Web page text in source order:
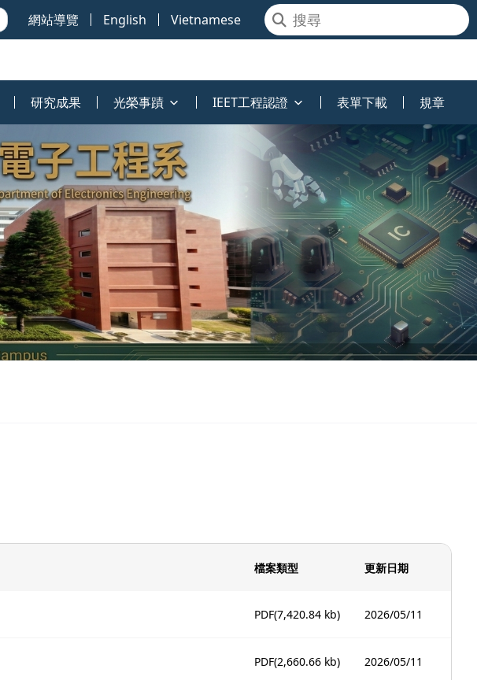
網站導覽 English Vietnamese
研究成果 光榮事蹟 IEET工程認證 表單下載 規章
檔案類型 更新日期
PDF(7,420.84 kb) 2026/05/11
PDF(2,660.66 kb) 2026/05/11